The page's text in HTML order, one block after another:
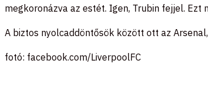
megkoronázva az estét. Igen, Trubin fejjel. Ezt
A biztos nyolcaddöntősök között ott az
fotó: facebook.com/LiverpoolFC